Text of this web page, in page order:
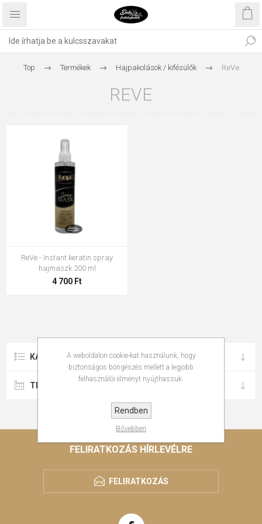
Top Termékek Hajpakolások / kifésülők ReVe
REVE
ReVe - Instant keratin spray
hajmaszk 200 ml
4 700 Ft
KATEGÓRIÁK
TERMÉKCSALÁD
FELIRATKOZÁS HÍRLEVÉLRE
FELIRATKOZÁS
A weboldalon cookie-kat használunk, hogy
biztonságos böngészés mellett a legjobb
felhasználói élményt nyújthassuk.
Rendben
Bővebben